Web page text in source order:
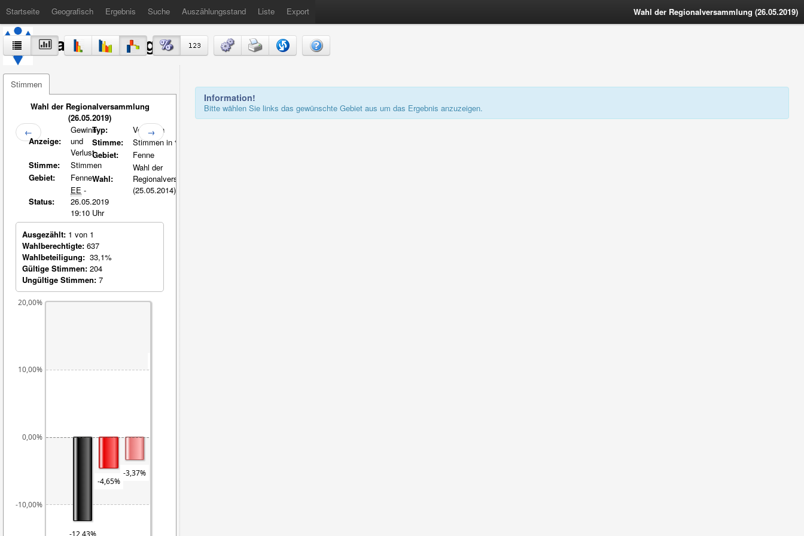
Startseite Geografisch Ergebnis Suche Auszählungsstand Liste Export Wahl der Regionalversammlung (26.05.2019)
Stadt Völklingen
Stimmen
Wahl der Regionalversammlung
(26.05.2019)
←
Anzeige:
Gewinn
und
Verlust
Stimme:
Stimmen
Gebiet:
Fenne
Status:
EE -
26.05.2019
19:10 Uhr
Typ:
Vergleich
Stimme:
Stimmen in %-Pkt.
Gebiet:
Fenne
Wahl:
Wahl der
Regionalversammlung
(25.05.2014)
→
Ausgezählt: 1 von 1
Wahlberechtigte: 637
Wahlbeteiligung: 33,1%
Gültige Stimmen: 204
Ungültige Stimmen: 7
-10,00%
10,00%
20,00%
0,00%
-12,43%
-4,65%
-3,37%
4,83%
Information!
Bitte wählen Sie links das gewünschte Gebiet aus um das Ergebnis anzuzeigen.